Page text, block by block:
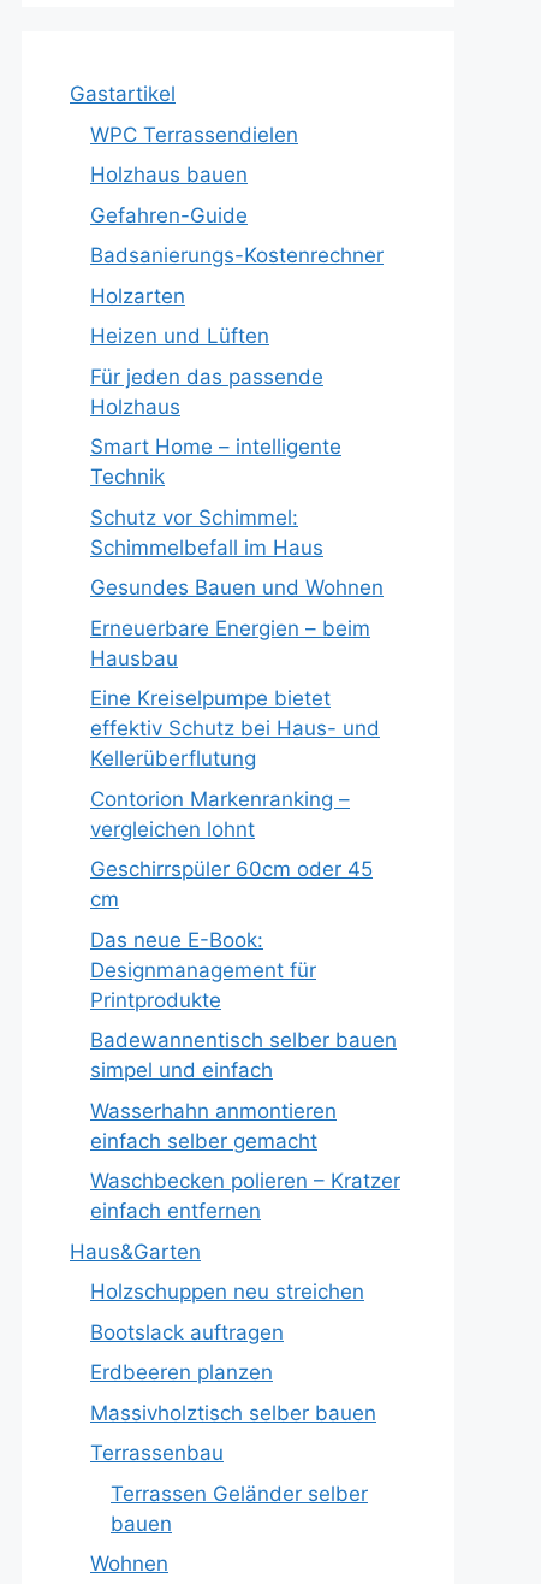
Gastartikel
WPC Terrassendielen
Holzhaus bauen
Gefahren-Guide
Badsanierungs-Kostenrechner
Holzarten
Heizen und Lüften
Für jeden das passende
Holzhaus
Smart Home – intelligente
Technik
Schutz vor Schimmel:
Schimmelbefall im Haus
Gesundes Bauen und Wohnen
Erneuerbare Energien – beim
Hausbau
Eine Kreiselpumpe bietet
effektiv Schutz bei Haus- und
Kellerüberflutung
Contorion Markenranking –
vergleichen lohnt
Geschirrspüler 60cm oder 45
cm
Das neue E-Book:
Designmanagement für
Printprodukte
Badewannentisch selber bauen
simpel und einfach
Wasserhahn anmontieren
einfach selber gemacht
Waschbecken polieren – Kratzer
einfach entfernen
Haus&Garten
Holzschuppen neu streichen
Bootslack auftragen
Erdbeeren planzen
Massivholztisch selber bauen
Terrassenbau
Terrassen Geländer selber
bauen
Wohnen